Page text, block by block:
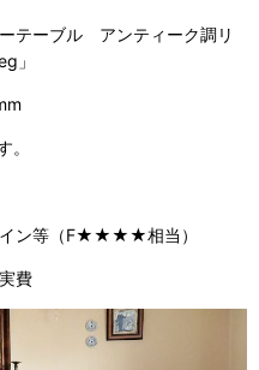
テーブル アンティーク調リ
」
イン等（F★★★★相当）
費